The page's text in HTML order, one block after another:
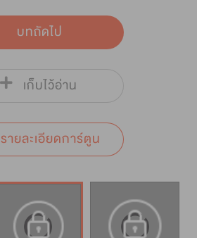
บทถัดไป
เก็บไว้อ่าน
รายละเอียดการ์ตูน